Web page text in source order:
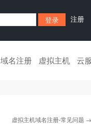
注册
域名注册 虚拟主机 云
虚拟主机域名注册-常见问题